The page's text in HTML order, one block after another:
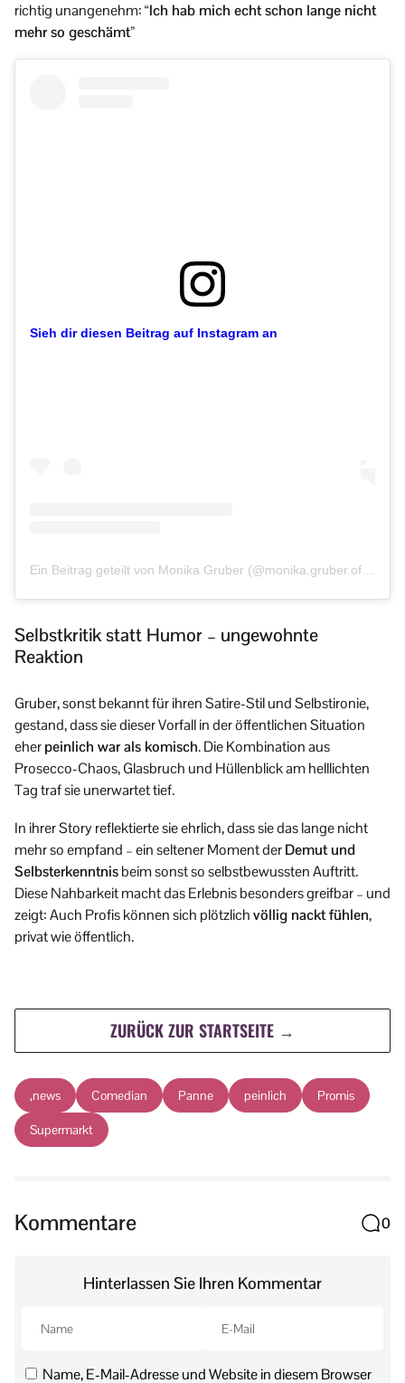
richtig unangenehm:“Ich hab mich echt schon lange nicht
mehr so geschämt”
Sieh dir diesen Beitrag auf Instagram an
Selbstkritik statt Humor – ungewohnte
Reaktion
Gruber, sonst bekannt für ihren Satire-Stil und Selbstironie,
gestand, dass sie dieser Vorfall in der öffentlichen Situation
eherpeinlich war als komisch. Die Kombination aus
Prosecco-Chaos, Glasbruch und Hüllenblick am helllichten
Tag traf sie unerwartet tief.
In ihrer Story reflektierte sie ehrlich, dass sie das lange nicht
mehr so empfand – ein seltener Moment derDemut und
Selbsterkenntnisbeim sonst so selbstbewussten Auftritt.
Diese Nahbarkeit macht das Erlebnis besonders greifbar – und
zeigt: Auch Profis können sich plötzlichvöllig nackt fühlen,
privat wie öffentlich.
ZURÜCK ZUR STARTSEITE →
,news Comedian Panne peinlich Promis
Supermarkt
Kommentare 0
Hinterlassen Sie Ihren Kommentar
Name, E-Mail-Adresse und Website in diesem Browser